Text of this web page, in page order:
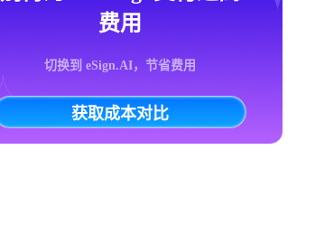
费用
切换到 eSign.AI，节省费用
获取成本对比